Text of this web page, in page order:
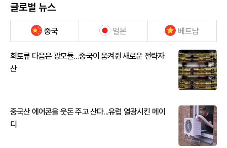
글로벌 뉴스
중국 일본 베트남
희토류 다음은 광모듈…중국이 움켜쥔 새로운 전략자
산
중국산 에어콘을 웃돈 주고 산다...유럽 열광시킨 메이
디